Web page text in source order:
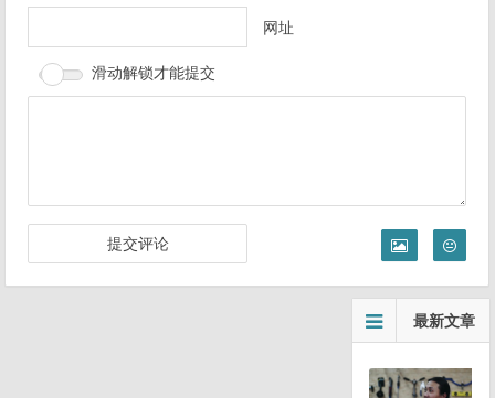
网址
滑动解锁才能提交
最新文章